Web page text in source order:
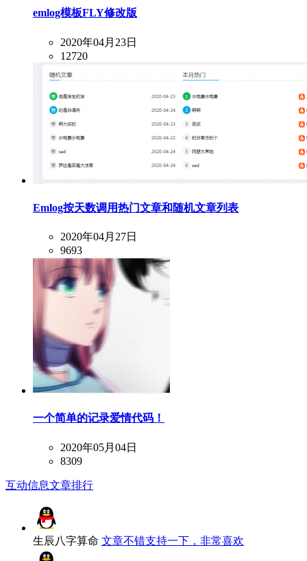
emlog模板FLY修改版
2020年04月23日
12720
Emlog按天数调用热门文章和随机文章列表
2020年04月27日
9693
一个简单的记录爱情代码！
2020年05月04日
8309
互动信息文章排行
生辰八字算命 文章不错支持一下，非常喜欢